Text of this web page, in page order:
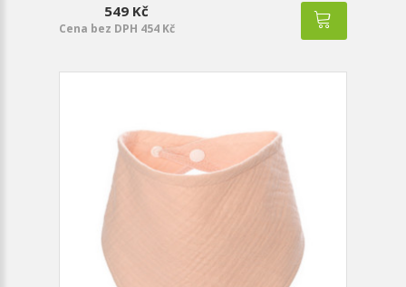
549 Kč
Cena bez DPH 454 Kč